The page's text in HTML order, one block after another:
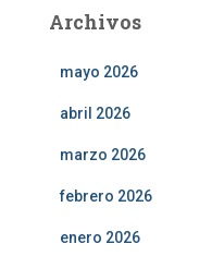
Archivos
mayo 2026
abril 2026
marzo 2026
febrero 2026
enero 2026